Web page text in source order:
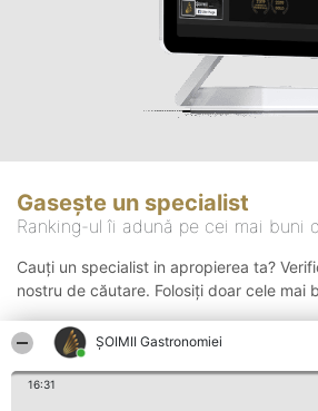
ȘOIMII Gastronomiei
16:31
Gasește un specialist
Ranking-ul îi adună pe cei mai buni
Cauți un specialist in apropierea ta?
nostru de căutare. Folosiți doar cele mai